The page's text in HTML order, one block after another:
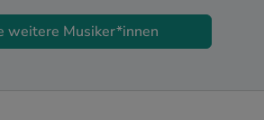
weitere Musiker*innen